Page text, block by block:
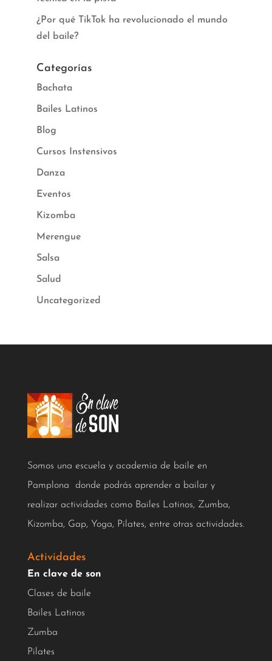
¿Por qué TikTok ha revolucionado el mundo
del baile?
Categorías
Bachata
Bailes Latinos
Blog
Cursos Instensivos
Danza
Eventos
Kizomba
Merengue
Salsa
Salud
Uncategorized
Somos una escuela y academia de baile en
Pamplona donde podrás aprender a bailar y
realizar actividades como Bailes Latinos, Zumba,
Kizomba, Gap, Yoga, Pilates, entre otras actividades.
Actividades
En clave de son
Clases de baile
Bailes Latinos
Zumba
Pilates